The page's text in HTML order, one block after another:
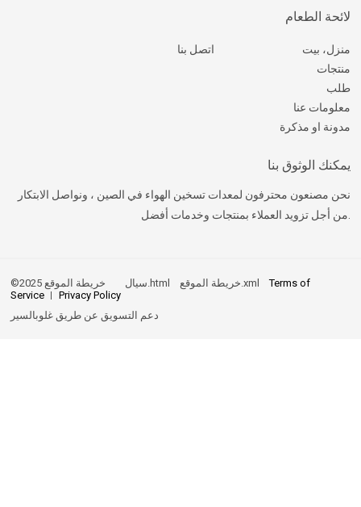
لائحة الطعام
منزل، بيت
منتجات
طلب
معلومات عنا
مدونة او مذكرة
اتصل بنا
يمكنك الوثوق بنا
نحن مصنعون محترفون لمعدات تسخين الهواء في الصين ، ونواصل الابتكار
©2025 سيالخريطة الموقع.html خريطة الموقع.xml
Terms of
Service
Privacy Policy
دعم التسويق عن طريق غلوبالسير